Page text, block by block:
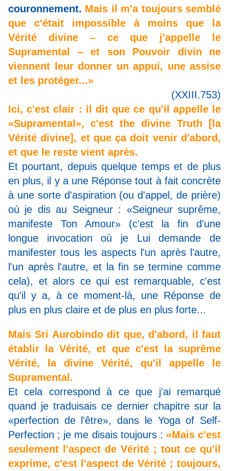
couronnement. Mais il m'a toujours semblé
que c'était impossible à moins que la
Vérité divine – ce que j'appelle le
Supramental – et son Pouvoir divin ne
viennent leur donner un appui, une assise
et les protéger...»
(XXIII.753)
Ici, c'est clair : il dit que ce qu'il appelle le
«Supramental», c'est the divine Truth [la
Vérité divine], et que ça doit venir d'abord,
et que le reste vient après.
Et pourtant, depuis quelque temps et de plus
en plus, il y a une Réponse tout à fait concrète
à une sorte d'aspiration (ou d'appel, de prière)
où je dis au Seigneur : «Seigneur suprême,
manifeste Ton Amour» (c'est la fin d'une
longue invocation où je Lui demande de
manifester tous les aspects l'un après l'autre,
l'un après l'autre, et la fin se termine comme
cela), et alors ce qui est remarquable, c'est
qu'il y a, à ce moment-là, une Réponse de
plus en plus claire et de plus en plus forte...
Mais Sri Aurobindo dit que, d'abord, il faut
établir la Vérité, et que c'est la suprême
Vérité, la divine Vérité, qu'il appelle le
Supramental.
Et cela correspond à ce que j'ai remarqué
quand je traduisais ce dernier chapitre sur la
«perfection de l'être», dans le Yoga of Self-
Perfection ; je me disais toujours : «Mais c'est
seulement l'aspect de Vérité ; tout ce qu'il
exprime, c'est l'aspect de Vérité ; toujours,